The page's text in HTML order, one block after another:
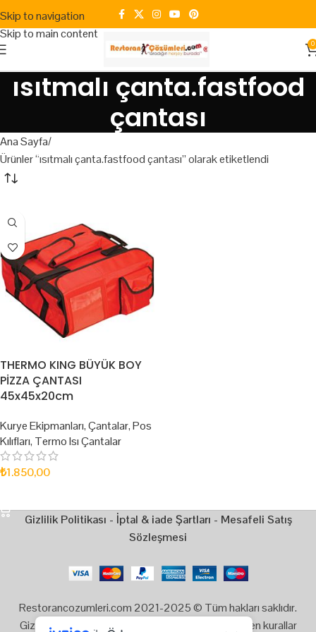
Skip to navigation
Skip to main content
0
ısıtmalı çanta.fastfood
çantası
Ana Sayfa
Ürünler “ısıtmalı çanta.fastfood çantası” olarak etiketlendi
THERMO KING BÜYÜK BOY
PİZZA ÇANTASI
45x45x20cm
Kurye Ekipmanları,Çantalar,Pos
Kılıfları, Termo Isı Çantalar
₺1.850,00
Gizlilik Politikası - İptal & iade Şartları - Mesafeli Satış
Sözleşmesi
Restorancozumleri.com 2021-2025 © Tüm hakları saklıdır.
Gizlilik, Kullanım ve Telif Hakları bildiriminde belirtilen kurallar